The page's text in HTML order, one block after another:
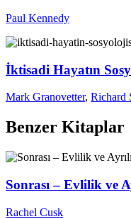
Paul Kennedy
İktisadi Hayatın
Mark Granovetter, Richard
Benzer Kitaplar
Sonrası – Evlilik ve
Rachel Cusk